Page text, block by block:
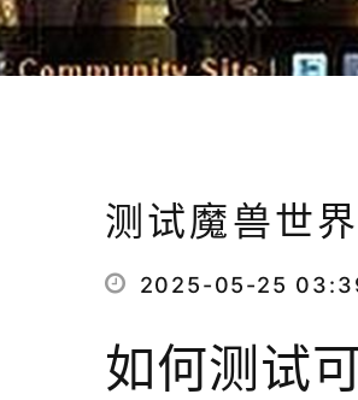
测试魔兽世
2025-05-25
如何测试